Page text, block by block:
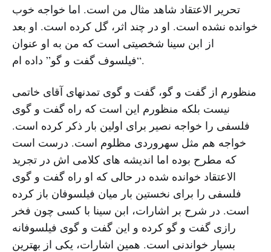
تحریر الاعتقاد شاهد مثال من است. اما خواجه خوب
خوانده نشده است. او در چند اثر، گل کرده است. او بعد
از ابن سینا شخصیتی است که من به او عنوان
“فیلسوف گفت و گو” داده ام.
منظورم از گفت و گو، گفت و گوی تمدنهای آقای خاتمی
نیست بلکه منظورم این است که راه گفت و گوی
فلسفی را خواجه نصیر برای اولین بار ذکر کرده است.
خواجه هم مثل سهروردی مظلوم است. درست است
که مطرح بوده اما اندیشه های کلامی اش در تجرید
الاعتقاد خوانده شده در حالی که او راه گفت و گوی
فلسفی را برای نخستین بار میان فیلسوفان باز کرده
است. در شرح بر اشارات، ابن سینا با کسی چون فخر
رازی گفت و گو کرده و این گفت و گوی فیلسوفانه
بسیار خواندنی است. همین اشارات، یکی از بهترین